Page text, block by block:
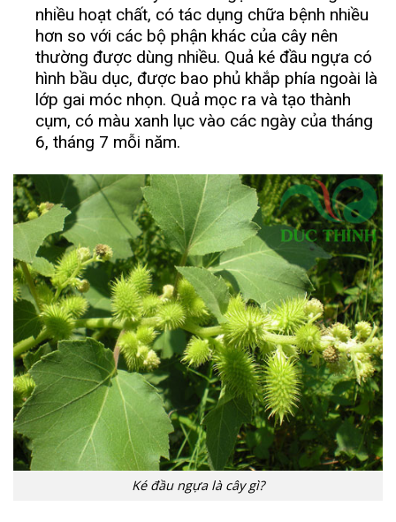
nhiều hoạt chất, có tác dụng chữa bệnh nhiều
hơn so với các bộ phận khác của cây nên
thường được dùng nhiều. Quả ké đầu ngựa có
hình bầu dục, được bao phủ khắp phía ngoài là
lớp gai móc nhọn. Quả mọc ra và tạo thành
cụm, có màu xanh lục vào các ngày của tháng
6, tháng 7 mỗi năm.
Ké đầu ngựa là cây gì?